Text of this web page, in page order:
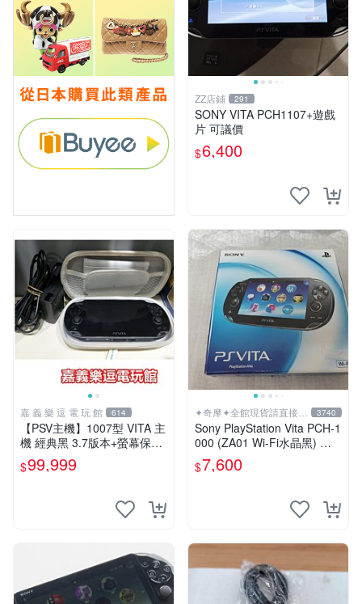
ZZ店鋪 291
SONY VITA PCH1107+遊戲
片 可議價
$6,400
嘉 義 樂 逗 電 玩 館 614
【PSV主機】1007型 VITA 主
機 經典黑 3.7版本+螢幕保護
貼+主機收納包【9成新】✪中
古二手✪嘉義樂逗電玩館
$99,999
✦奇摩✦全館現貨請直接下
標
3740
Sony PlayStation Vita PCH-1
000 (ZA01 Wi-Fi水晶黑) 掌
上遊戲機 5英吋多點觸控螢幕
$7,600